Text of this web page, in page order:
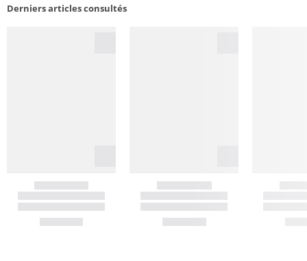
Derniers articles consultés